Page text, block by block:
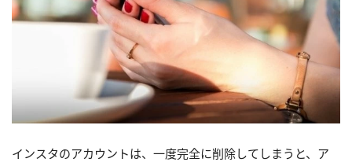
インスタのアカウントは、一度完全に削除してしまうと、ア